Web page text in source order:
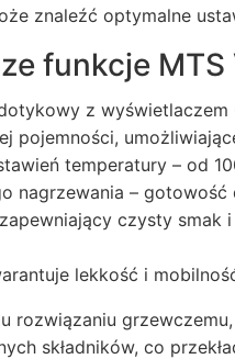
znaleźć optymalne
funkcje MTS
z wyświetlaczem
pojemności,
temperatury – od
nagrzewania –
czysty
lekkość i
rozwiązaniu grzewczemu,
składników, co